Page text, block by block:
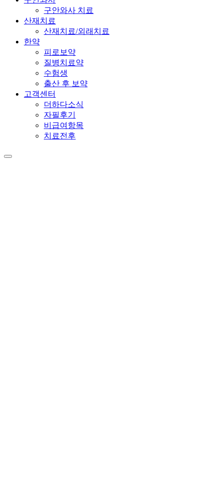
구안와사 치료
산재치료
산재치료/외래치료
한약
피로보약
질병치료약
수험생
출산 후 보약
고객센터
더하다소식
자필후기
비급여항목
치료전후